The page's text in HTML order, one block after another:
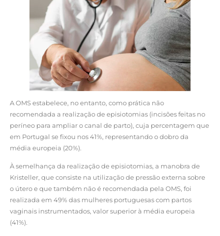
A OMS estabelece, no entanto, como prática não
recomendada a realização de episiotomias (incisões feitas no
períneo para ampliar o canal de parto), cuja percentagem que
em Portugal se fixou nos 41%, representando o dobro da
média europeia (20%).
À semelhança da realização de episiotomias, a manobra de
Kristeller, que consiste na utilização de pressão externa sobre
o útero e que também não é recomendada pela OMS, foi
realizada em 49% das mulheres portuguesas com partos
vaginais instrumentados, valor superior à média europeia
(41%).